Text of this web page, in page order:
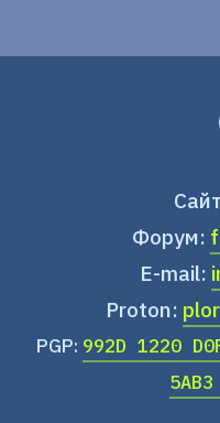
Форум:
E-mail:
Proton:
PGP: 992D 1220